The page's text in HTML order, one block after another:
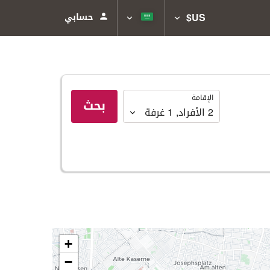
US$
حسابي
الإقامة
الإقامة
2 الأفراد,
1غرفة بحث
+
−